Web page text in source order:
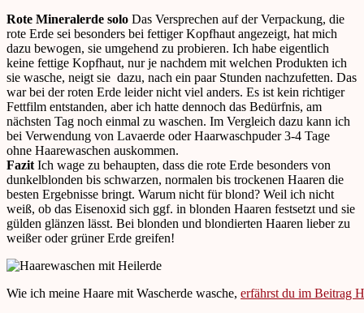
Rote Mineralerde solo Das Versprechen auf der Verpackung, die
rote Erde sei besonders bei fettiger Kopfhaut angezeigt, hat mich
dazu bewogen, sie umgehend zu probieren. Ich habe eigentlich
keine fettige Kopfhaut, nur je nachdem mit welchen Produkten ich
sie wasche, neigt sie dazu, nach ein paar Stunden nachzufetten. Das
war bei der roten Erde leider nicht viel anders. Es ist kein richtiger
Fettfilm entstanden, aber ich hatte dennoch das Bedürfnis, am
nächsten Tag noch einmal zu waschen. Im Vergleich dazu kann ich
bei Verwendung von Lavaerde oder Haarwaschpuder 3-4 Tage
ohne Haarewaschen auskommen.
Fazit Ich wage zu behaupten, dass die rote Erde besonders von
dunkelblonden bis schwarzen, normalen bis trockenen Haaren die
besten Ergebnisse bringt. Warum nicht für blond? Weil ich nicht
weiß, ob das Eisenoxid sich ggf. in blonden Haaren festsetzt und sie
gülden glänzen lässt. Bei blonden und blondierten Haaren lieber zu
weißer oder grüner Erde greifen!
Wie ich meine Haare mit Wascherde wasche, erfährst du im Beitrag